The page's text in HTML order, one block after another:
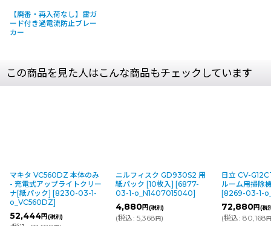
【廃番・再入荷なし】雷ガ
ード付き過電流防止ブレー
カー
この商品を見た人はこんな商品もチェックしています
マキタ VC560DZ 本体のみ
- 充電式アップライトクリー
ナ[紙パック] [8230-03-1-
o_VC560DZ]
52,444円(税別)
ニルフィスク GD930S2 用
紙パック [10枚入] [6877-
03-1-o_N1407015040]
4,880円(税別)
(税込: 5,368円)
日立 CV-
ルーム用掃除
[8269-03-1-
72,880円(税
(税込: 80,168円